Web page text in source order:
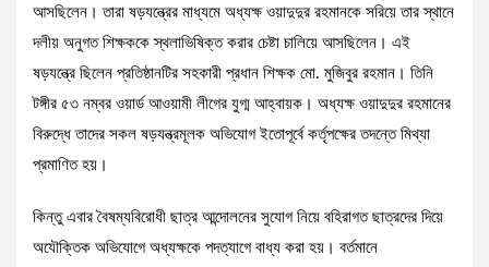
আসছিলেন। তারা ষড়যন্ত্রের মাধ্যমে অধ্যক্ষ ওয়াদুদুর রহমানকে সরিয়ে তার স্থানে
দলীয় অনুগত শিক্ষককে স্থলাভিষিক্ত করার চেষ্টা চালিয়ে আসছিলেন। এই
ষড়যন্ত্রে ছিলেন প্রতিষ্ঠানটির সহকারী প্রধান শিক্ষক মো. মুজিবুর রহমান। তিনি
টঙ্গীর ৫৩ নম্বর ওয়ার্ড আওয়ামী লীগের যুগ্ম আহ্বায়ক। অধ্যক্ষ ওয়াদুদুর রহমানের
বিরুদ্ধে তাদের সকল ষড়যন্ত্রমূলক অভিযোগ ইতোপূর্বে কর্তৃপক্ষের তদন্তে মিথ্যা
প্রমাণিত হয়।
কিন্তু এবার বৈষম্যবিরোধী ছাত্র আন্দোলনের সুযোগ নিয়ে বহিরাগত ছাত্রদের দিয়ে
অযৌক্তিক অভিযোগে অধ্যক্ষকে পদত্যাগে বাধ্য করা হয়। বর্তমানে